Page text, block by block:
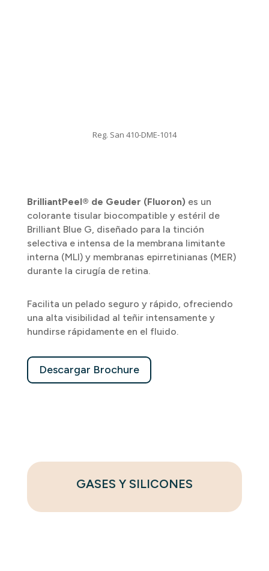
Reg. San 410-DME-1014
BrilliantPeel® de Geuder (Fluoron) es un
colorante tisular biocompatible y estéril de
Brilliant Blue G, diseñado para la tinción
selectiva e intensa de la membrana limitante
interna (MLI) y membranas epirretinianas (MER)
durante la cirugía de retina.
Facilita un pelado seguro y rápido, ofreciendo
una alta visibilidad al teñir intensamente y
hundirse rápidamente en el fluido.
Descargar Brochure
GASES Y SILICONES